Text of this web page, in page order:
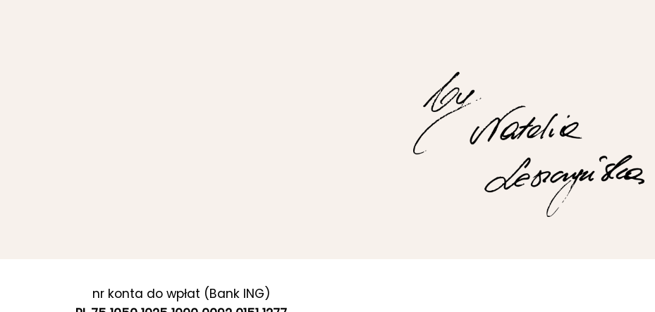
nr konta do wpłat (Bank ING)